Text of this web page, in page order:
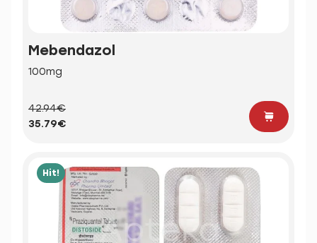
Mebendazol
100mg
42.94€
35.79€
Hit!